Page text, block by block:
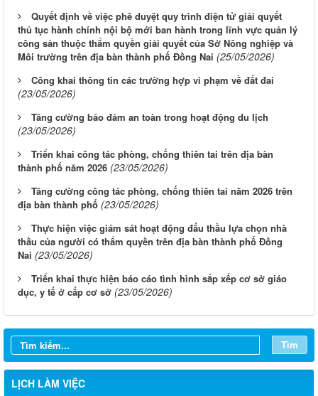
Quyết định về việc phê duyệt quy trình điện tử giải quyết
thủ tục hành chính nội bộ mới ban hành trong lĩnh vực quản lý
công sản thuộc thẩm quyền giải quyết của Sở Nông nghiệp và
Môi trường trên địa bàn thành phố Đồng Nai (25/05/2026)
Công khai thông tin các trường hợp vi phạm về đất đai
(23/05/2026)
Tăng cường bảo đảm an toàn trong hoạt động du lịch
(23/05/2026)
Triển khai công tác phòng, chống thiên tai trên địa bàn
thành phố năm 2026 (23/05/2026)
Tăng cường công tác phòng, chống thiên tai năm 2026 trên
địa bàn thành phố (23/05/2026)
Thực hiện việc giám sát hoạt động đấu thầu lựa chọn nhà
thầu của người có thẩm quyền trên địa bàn thành phố Đồng
Nai (23/05/2026)
Triển khai thực hiện báo cáo tình hình sắp xếp cơ sở giáo
dục, y tế ở cấp cơ sở (23/05/2026)
Tìm
LỊCH LÀM VIỆC
Từ ngày 03/8/2026 đến ngày 09/8/2026
Từ ngày 27/7/2026 đến ngày 02/8/2026
Từ ngày 20/7/2026 đến ngày 26/7/2026
Từ ngày 13/7/2026 đến ngày 18/7/2026